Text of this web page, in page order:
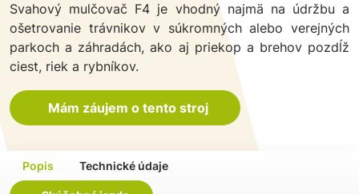
Svahový mulčovač F4 je vhodný najmä na údržbu a
ošetrovanie trávnikov v súkromných alebo verejných
parkoch a záhradách, ako aj priekop a brehov pozdĺž
ciest, riek a rybníkov.
Mám záujem o tento stroj
Popis Technické údaje